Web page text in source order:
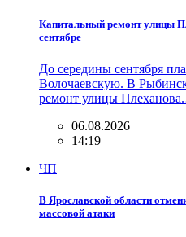
Капитальный ремонт улицы
сентябре
До середины сентября
Волочаевскую. В
ремонт улицы
06.08.2026
14:19
ЧП
В Ярославской области
массовой атаки